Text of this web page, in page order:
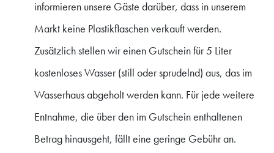
informieren unsere Gäste darüber, dass in unserem
Markt keine Plastikflaschen verkauft werden.
Zusätzlich stellen wir einen Gutschein für 5 Liter
kostenloses Wasser (still oder sprudelnd) aus, das im
Wasserhaus abgeholt werden kann. Für jede weitere
Entnahme, die über den im Gutschein enthaltenen
Betrag hinausgeht, fällt eine geringe Gebühr an.